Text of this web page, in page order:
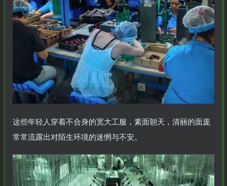
这些年轻人穿着不合身的宽大工服，素面朝天，清丽的面庞
常常流露出对陌生环境的迷惘与不安。